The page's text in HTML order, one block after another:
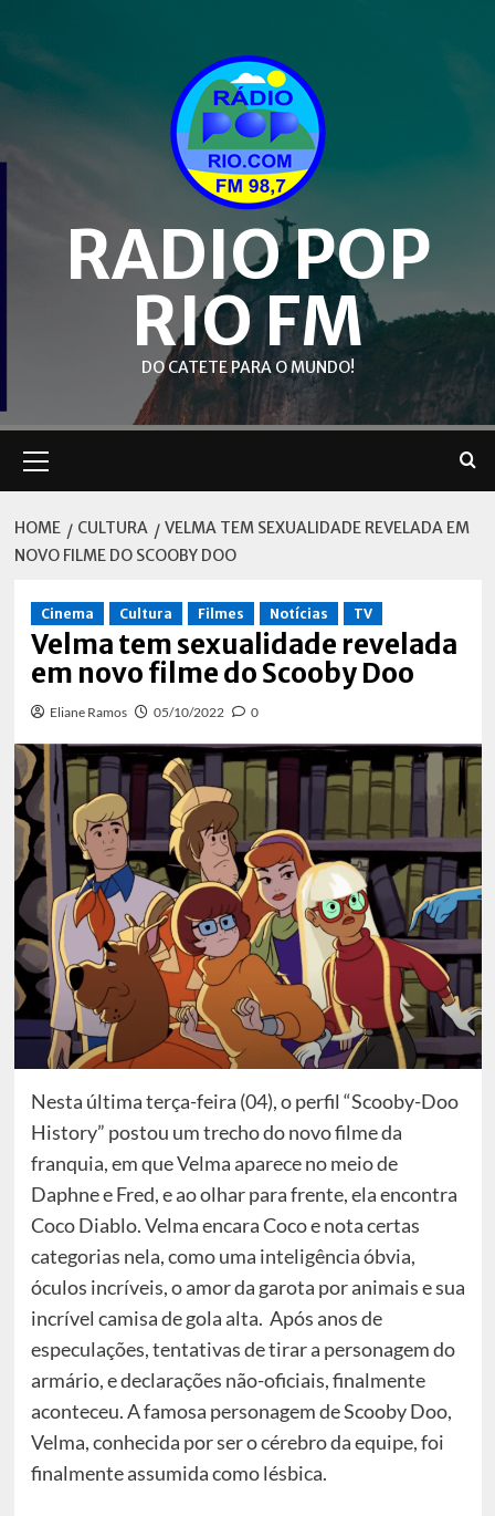
content
RADIO POP
RIO FM
DO CATETE PARA O MUNDO!
Menu
HOME CULTURA
VELMA TEM SEXUALIDADE REVELADA EM
NOVO FILME DO SCOOBY DOO
Cinema Cultura Filmes Notícias TV
Velma tem sexualidade revelada
em novo filme do Scooby Doo
Eliane Ramos 05/10/2022 0
Nesta última terça-feira (04), o perfil “Scooby-Doo
History” postou um trecho do novo filme da
franquia, em que Velma aparece no meio de
Daphne e Fred, e ao olhar para frente, ela encontra
Coco Diablo. Velma encara Coco e nota certas
categorias nela, como uma inteligência óbvia,
óculos incríveis, o amor da garota por animais e sua
incrível camisa de gola alta. Após anos de
especulações, tentativas de tirar a personagem do
armário, e declarações não-oficiais, finalmente
aconteceu. A famosa personagem de Scooby Doo,
Velma, conhecida por ser o cérebro da equipe, foi
finalmente assumida como lésbica.